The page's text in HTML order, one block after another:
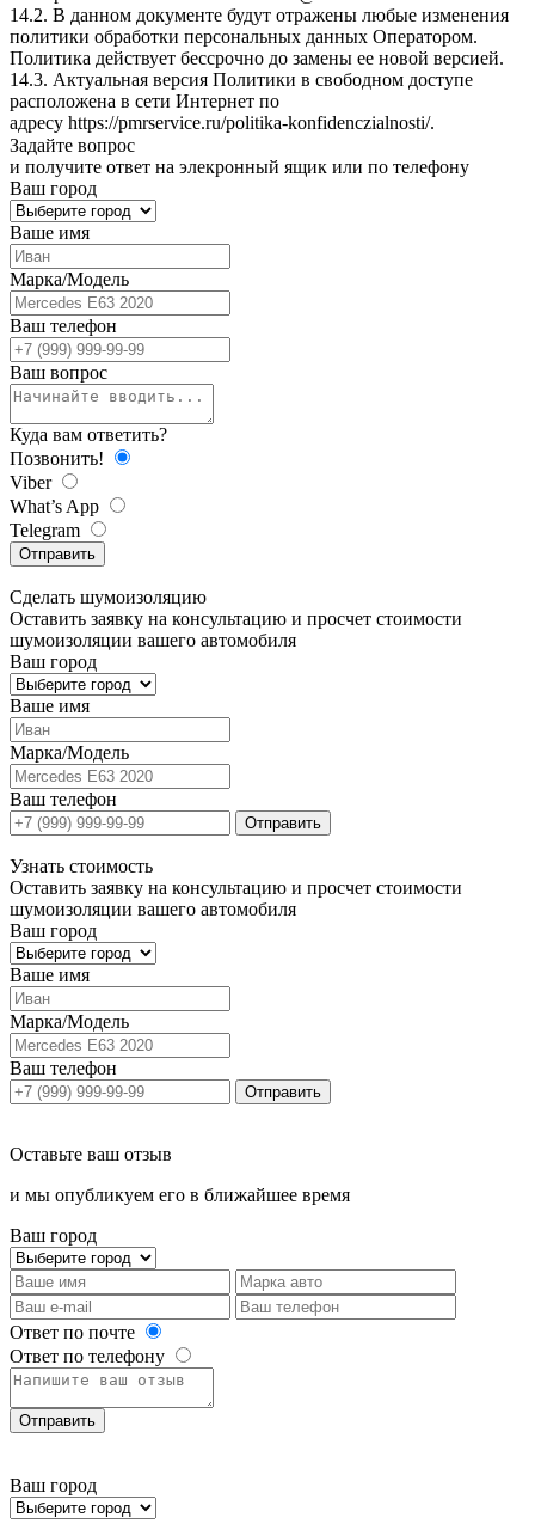
14.2. В данном документе будут отражены любые изменения
политики обработки персональных данных Оператором.
Политика действует бессрочно до замены ее новой версией.
14.3. Актуальная версия Политики в свободном доступе
расположена в сети Интернет по
адресу https://pmrservice.ru/politika-konfidenczialnosti/.
Задайте вопрос
и получите ответ на элекронный ящик или по телефону
Ваш город
Ваше имя
Марка/Модель
Ваш телефон
Ваш вопрос
Куда вам ответить?
Позвонить!
Viber
What’s App
Telegram
Отправить
Сделать шумоизоляцию
Оставить заявку на консультацию и просчет стоимости
шумоизоляции вашего автомобиля
Ваш город
Ваше имя
Марка/Модель
Ваш телефон
Отправить
Узнать стоимость
Оставить заявку на консультацию и просчет стоимости
шумоизоляции вашего автомобиля
Ваш город
Ваше имя
Марка/Модель
Ваш телефон
Отправить
Оставьте ваш отзыв
и мы опубликуем его в ближайшее время
Ваш город
Ответ по почте
Ответ по телефону
Отправить
Ваш город